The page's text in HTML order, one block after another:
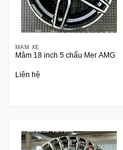
MÂM XE
Mâm 18 inch 5 chấu Mer AMG
Liên hệ